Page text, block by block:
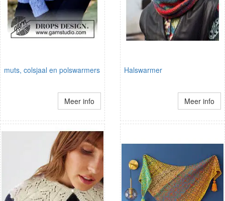
muts, colsjaal en polswarmers
Meer info
Halswarmer
Meer info